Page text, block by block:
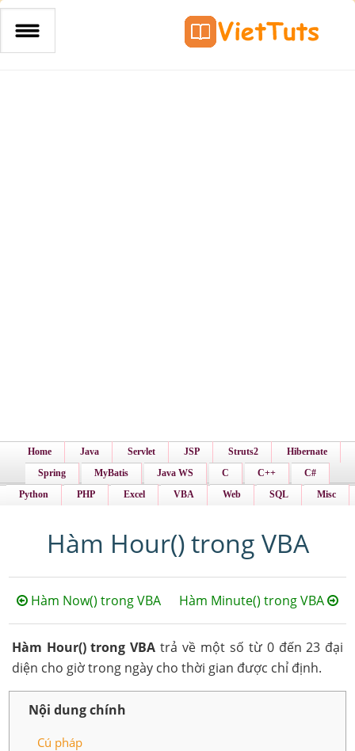
Home Java Servlet JSP Struts2
Hibernate
Spring
MyBatis Java WS C C++
C#
Python
PHP Excel VBA Web SQL Misc
Hàm Hour() trong VBA
Hàm Now() trong VBA Hàm Minute() trong VBA
Hàm Hour() trong VBA trả về một số từ 0 đến 23 đại
diện cho giờ trong ngày cho thời gian được chỉ định.
Nội dung chính
Cú pháp